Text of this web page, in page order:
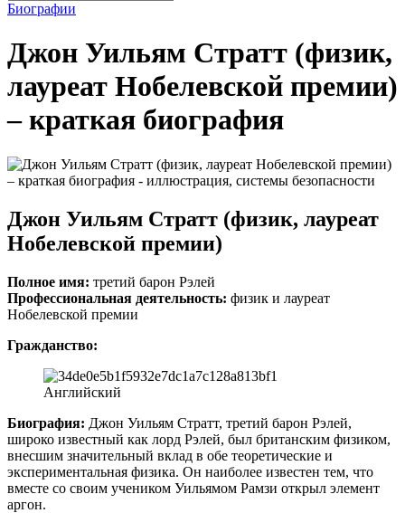
Биографии
Джон Уильям Стратт (физик,
лауреат Нобелевской премии)
– краткая биография
Джон Уильям Стратт (физик, лауреат
Нобелевской премии)
Полное имя: третий барон Рэлей
Профессиональная деятельность: физик и лауреат
Нобелевской премии
Гражданство:
Английский
Биография: Джон Уильям Стратт, третий барон Рэлей,
широко известный как лорд Рэлей, был британским физиком,
внесшим значительный вклад в обе теоретические и
экспериментальная физика. Он наиболее известен тем, что
вместе со своим учеником Уильямом Рамзи открыл элемент
аргон.